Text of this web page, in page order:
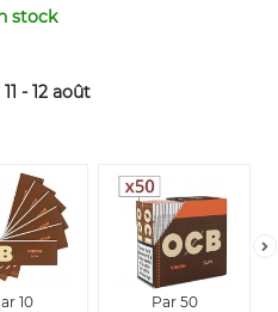
stock
11 - 12 août
10
Par 50